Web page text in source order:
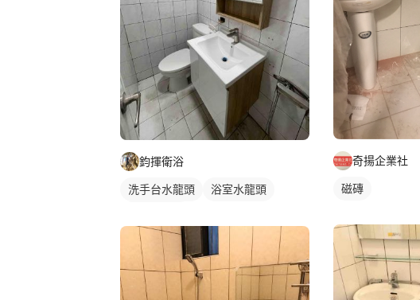
鈞揮衛浴
洗手台水龍頭
浴室水龍頭
奇揚企業社
磁磚